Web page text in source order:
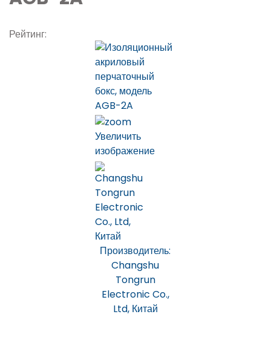
Рейтинг:
Увеличить
изображение
Производитель:
Changshu
Tongrun
Electronic Co.,
Ltd, Китай